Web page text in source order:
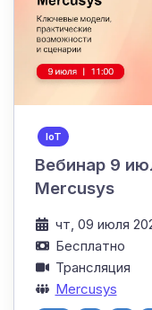
IoT
Вебинар 9
Mercusys
чт, 09 июля
Бесплатно
Трансляция
Mercusys